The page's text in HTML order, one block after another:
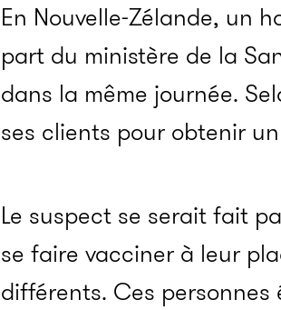
En Nouvelle-Zélande, un
part du ministère de la
dans la même journée.
ses clients pour obtenir
Le suspect se serait fait
se faire vacciner à leur
différents. Ces